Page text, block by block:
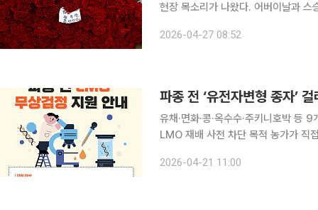
현장 목소리가 나왔다. 어버이날과
출연해 현재 상황에 대해 “가격은 둘
2026-04-27 08:52
유채·면화·콩·옥수수·주키니호박
LMO 재배 사전 차단 목적 농가가 직접 채종한 종자를 파종하기 전 유전자변형생물체(LMO) 여부
2026-04-21 11:00